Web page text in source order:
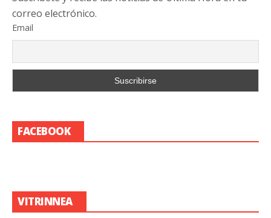
correo electrónico.
Email
FACEBOOK
VITRINNEA